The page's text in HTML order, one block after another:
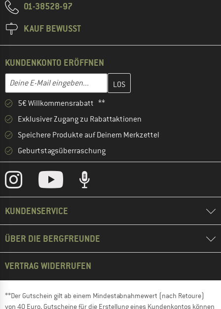
01-38528-97
KAUF BEWUSST
KUNDENKONTO ERÖFFNEN
E-Mail-Adresse
Gib hier deine E-Mail-Adresse ein und erstelle im nächsten
5€ Willkommensrabatt **
Exklusiver Zugang zu Rabattaktionen
Speichere Produkte auf Deinem Merkzettel
Geburtstagsüberraschung
KUNDENSERVICE
ÜBER DIE BERGFREUNDE
VERTRAG WIDERRUFEN
**Der Gutschein gilt ab einem Mindestabnahmewert (nach Retoure)
von 40 Euro. Gutscheine für die Erstellung eines Kundenkontos können